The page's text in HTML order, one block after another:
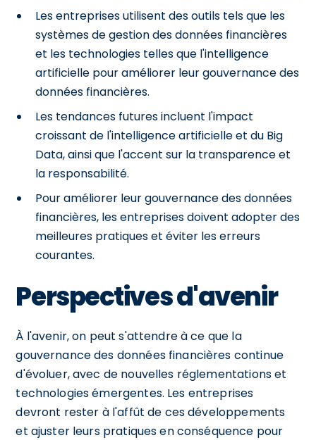
Les entreprises utilisent des outils tels que les
systèmes de gestion des données financières
et les technologies telles que l'intelligence
artificielle pour améliorer leur gouvernance des
données financières.
Les tendances futures incluent l'impact
croissant de l'intelligence artificielle et du Big
Data, ainsi que l'accent sur la transparence et
la responsabilité.
Pour améliorer leur gouvernance des données
financières, les entreprises doivent adopter des
meilleures pratiques et éviter les erreurs
courantes.
Perspectives d'avenir
À l'avenir, on peut s'attendre à ce que la
gouvernance des données financières continue
d'évoluer, avec de nouvelles réglementations et
technologies émergentes. Les entreprises
devront rester à l'affût de ces développements
et ajuster leurs pratiques en conséquence pour